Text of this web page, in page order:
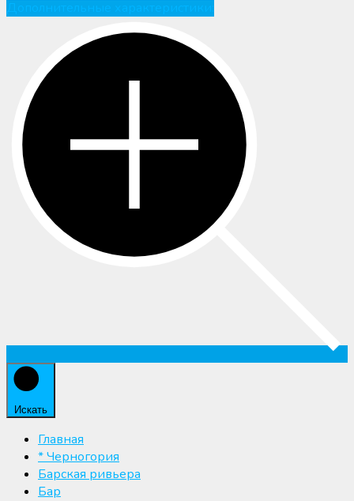
Искать
Главная
* Черногория
Барская ривьера
Бар